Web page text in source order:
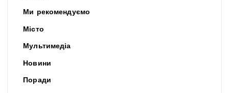
Ми рекомендуємо
Місто
Мультимедіа
Новини
Поради